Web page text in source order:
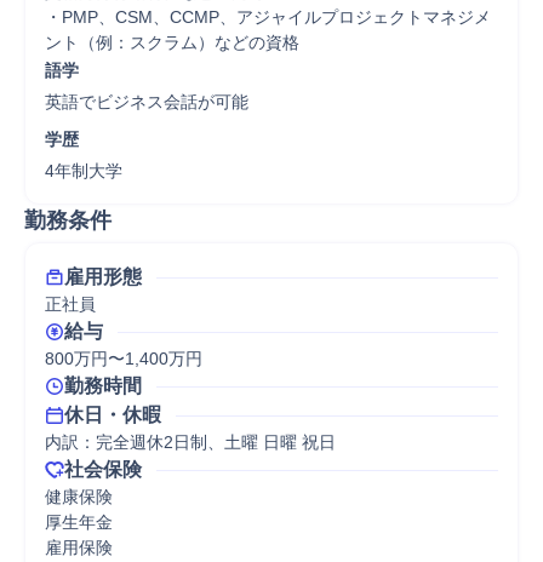
・PMP、CSM、CCMP、アジャイルプロジェクトマネジメ
ント（例：スクラム）などの資格
語学
英語でビジネス会話が可能
学歴
4年制大学
勤務条件
雇用形態
正社員
給与
800万円〜1,400万円
勤務時間
休日・休暇
内訳：完全週休2日制、土曜 日曜 祝日
社会保険
健康保険
厚生年金
雇用保険